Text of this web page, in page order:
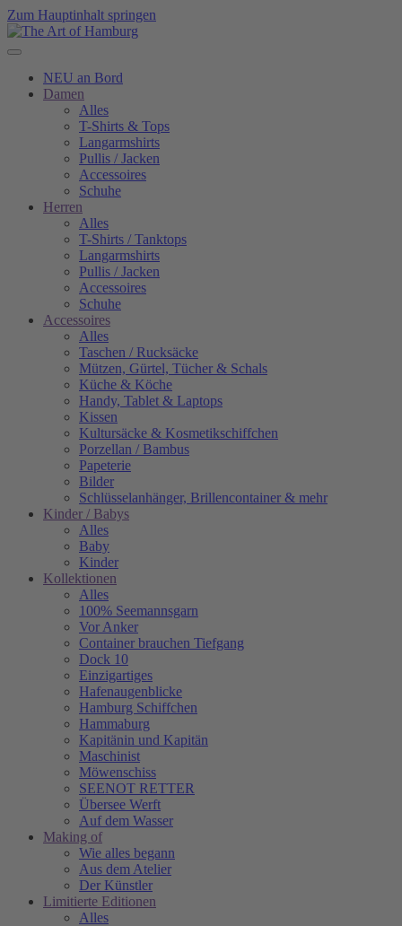
Zum Hauptinhalt springen
NEU an Bord
Damen
Alles
T-Shirts & Tops
Langarmshirts
Pullis / Jacken
Accessoires
Schuhe
Herren
Alles
T-Shirts / Tanktops
Langarmshirts
Pullis / Jacken
Accessoires
Schuhe
Accessoires
Alles
Taschen / Rucksäcke
Mützen, Gürtel, Tücher & Schals
Küche & Köche
Handy, Tablet & Laptops
Kissen
Kultursäcke & Kosmetikschiffchen
Porzellan / Bambus
Papeterie
Bilder
Schlüsselanhänger, Brillencontainer & mehr
Kinder / Babys
Alles
Baby
Kinder
Kollektionen
Alles
100% Seemannsgarn
Vor Anker
Container brauchen Tiefgang
Dock 10
Einzigartiges
Hafenaugen­blicke
Hamburg Schiffchen
Hammaburg
Kapitänin und Kapitän
Maschinist
Möwenschiss
SEENOT RETTER
Übersee Werft
Auf dem Wasser
Making of
Wie alles begann
Aus dem Atelier
Der Künstler
Limitierte Editionen
Alles